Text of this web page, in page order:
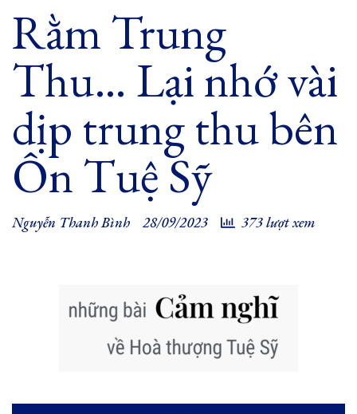
Rằm Trung
Thu… Lại nhớ vài
dịp trung thu bên
Ôn Tuệ Sỹ
Nguyễn Thanh Bình 28/09/2023 373 lượt xem